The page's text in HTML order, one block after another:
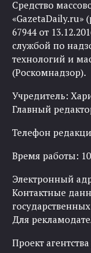
Средство
«GazetaDaily.ru»
67944 от
службой по
технологий и
(Роскомнадзор).
Учредитель:
Главный
Телефон
Время работы:
Электронный
Контактные
Для
Проект агентства